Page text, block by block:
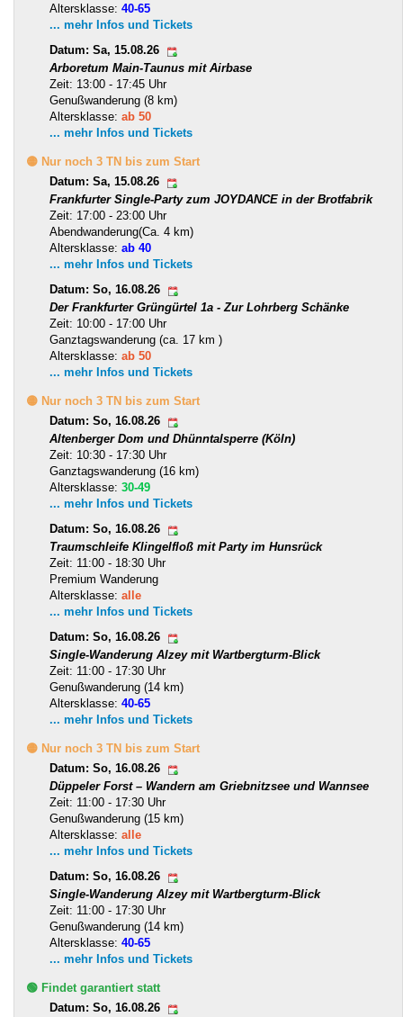
Altersklasse: 40-65
... mehr Infos und Tickets
Datum: Sa, 15.08.26
Arboretum Main-Taunus mit Airbase
Zeit: 13:00 - 17:45 Uhr
Genußwanderung (8 km)
Altersklasse: ab 50
... mehr Infos und Tickets
🟡 Nur noch 3 TN bis zum Start
Datum: Sa, 15.08.26
Frankfurter Single-Party zum JOYDANCE in der Brotfabrik
Zeit: 17:00 - 23:00 Uhr
Abendwanderung(Ca. 4 km)
Altersklasse: ab 40
... mehr Infos und Tickets
Datum: So, 16.08.26
Der Frankfurter Grüngürtel 1a - Zur Lohrberg Schänke
Zeit: 10:00 - 17:00 Uhr
Ganztagswanderung (ca. 17 km )
Altersklasse: ab 50
... mehr Infos und Tickets
🟡 Nur noch 3 TN bis zum Start
Datum: So, 16.08.26
Altenberger Dom und Dhünntalsperre (Köln)
Zeit: 10:30 - 17:30 Uhr
Ganztagswanderung (16 km)
Altersklasse: 30-49
... mehr Infos und Tickets
Datum: So, 16.08.26
Traumschleife Klingelfloß mit Party im Hunsrück
Zeit: 11:00 - 18:30 Uhr
Premium Wanderung
Altersklasse: alle
... mehr Infos und Tickets
Datum: So, 16.08.26
Single-Wanderung Alzey mit Wartbergturm-Blick
Zeit: 11:00 - 17:30 Uhr
Genußwanderung (14 km)
Altersklasse: 40-65
... mehr Infos und Tickets
🟡 Nur noch 3 TN bis zum Start
Datum: So, 16.08.26
Düppeler Forst – Wandern am Griebnitzsee und Wannsee
Zeit: 11:00 - 17:30 Uhr
Genußwanderung (15 km)
Altersklasse: alle
... mehr Infos und Tickets
Datum: So, 16.08.26
Single-Wanderung Alzey mit Wartbergturm-Blick
Zeit: 11:00 - 17:30 Uhr
Genußwanderung (14 km)
Altersklasse: 40-65
... mehr Infos und Tickets
🟢 Findet garantiert statt
Datum: So, 16.08.26